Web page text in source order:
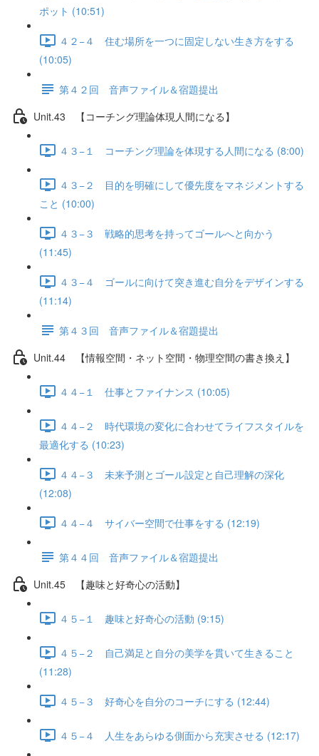
ポット (10:51)
４２−４ 住む場所を一つに固定しない生き方をする
(10:05)
第４２回 音声ファイル＆宿題提出
Unit.43 【コーチング理論体現人間になる】
４３−１ コーチング理論を体現する人間になる (8:00)
４３−２ 目的を明確にして優先度をマネジメントする
こと (10:00)
４３−３ 戦略的思考を持ってゴールへと向かう
(11:45)
４３−４ ゴールに向けて突き進む自分をデザインする
(11:14)
第４３回 音声ファイル＆宿題提出
Unit.44 【情報空間・ネット空間・物理空間の書き換え】
４４−１ 仕事とファイナンス (10:05)
４４−２ 時代環境の変化に合わせてライフスタイルを
最適化する (10:23)
４４−３ 未来予測とゴール設定と自己理解の深化
(12:08)
４４−４ サイバー空間で仕事をする (12:19)
第４４回 音声ファイル＆宿題提出
Unit.45 【趣味と好奇心の活動】
４５−１ 趣味と好奇心の活動 (9:15)
４５−２ 自己満足と自分の美学を貫いて生きること
(11:28)
４５−３ 好奇心を自分のコーチにする (12:44)
４５−４ 人生をあらゆる側面から充実させる (12:17)